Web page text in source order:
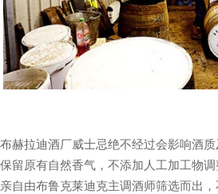
布赫拉迪酒厂威士忌绝不经过会影响酒质
保留原有自然香气，不添加人工加工物
亲自由布鲁克莱迪克主调酒师筛选而出